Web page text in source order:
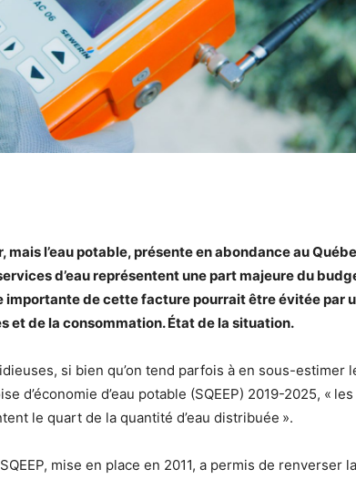
mais l’eau potable, présente en abondance au
d’eau représentent une part majeure du
importante de cette facture pourraitêtre évitée par
et de la consommation. État de la situation.
si bien qu’on tend parfois à en sous-estimer
d’économie d’eau potable (SQEEP) 2019-2025, «
le quart de la quantité d’eau distribuée ».
mise en place en 2011, a permis de renverser